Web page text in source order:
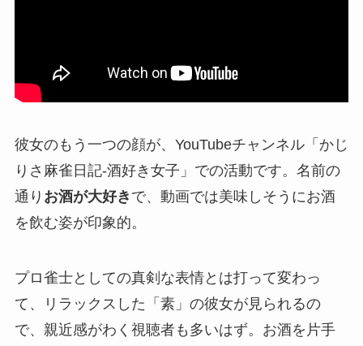
彼女のもう一つの顔が、YouTubeチャンネル「かじ
りさ麻雀日記-酒好き女子」での活動です。名前の
通り お酒が大好き で、動画では美味しそうにお酒
を飲む姿が印象的。
プロ雀士としての真剣な表情とは打って変わっ
て、リラックスした「素」の彼女が見られるの
で、親近感がわく視聴者も多いはず。お酒を片手